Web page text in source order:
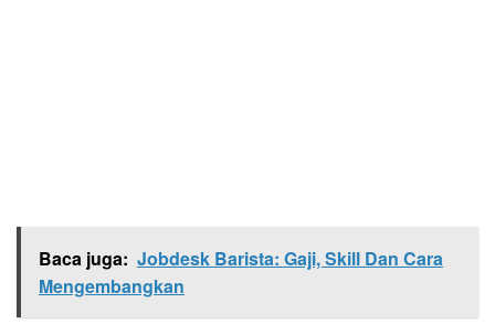
Baca juga: Jobdesk Barista: Gaji, Skill Dan Cara
Mengembangkan